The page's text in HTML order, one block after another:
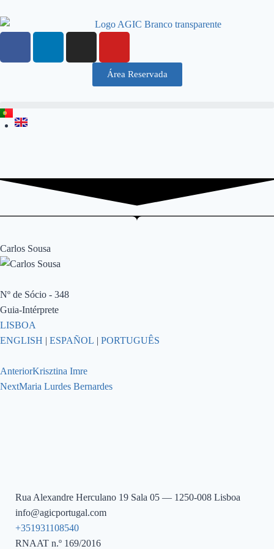
Área Reservada
Carlos Sousa
Nº de Sócio - 348
Guia-Intérprete
LISBOA
ENGLISH | ESPAÑOL | PORTUGUÊS
AnteriorKrisztina Imre
NextMaria Lurdes Bernardes
Rua Alexandre Herculano 19 Sala 05 — 1250-008 Lisboa
info@agicportugal.com
+351931108540
RNAAT n.º 169/2016